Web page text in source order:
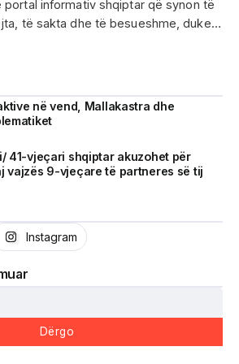
informativ shqiptar që synon të
të sakta dhe të besueshme, duke
çensurë. Fokus i punës sonë janë
problematikat sociale, denoncimet
që prekin drejtpërdrejt jetën e
të shkurtër, Vrojtuesit është
informimi dhe një pasqyrë reale të
në vend, Mallakastra dhe
41-vjeçari shqiptar akuzohet për
vajzës 9-vjeçare të partneres së tij
Instagram
Dërgo